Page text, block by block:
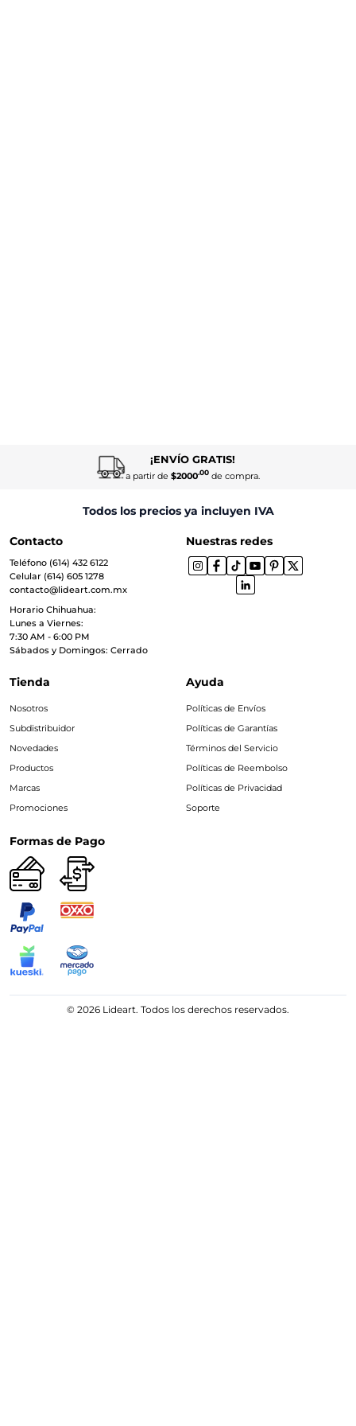
¡ENVÍO GRATIS!
a partir de $2000.00de compra.
Todos los precios ya incluyen IVA
Contacto
Teléfono (614) 432 6122
Celular (614) 605 1278
contacto@lideart.com.mx
Horario Chihuahua:
Lunes a Viernes:
7:30 AM - 6:00 PM
Sábados y Domingos: Cerrado
Nuestras redes
Tienda
Nosotros
Subdistribuidor
Novedades
Productos
Marcas
Promociones
Ayuda
Políticas de Envíos
Políticas de Garantías
Términos del Servicio
Políticas de Reembolso
Políticas de Privacidad
Soporte
Formas de Pago
© 2026 Lideart. Todos los derechos reservados.